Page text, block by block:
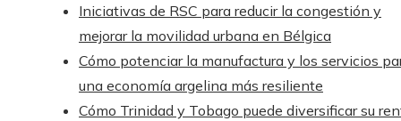
Iniciativas de RSC para reducir la congestión y
mejorar la movilidad urbana en Bélgica
Cómo potenciar la manufactura y los servicios
una economía argelina más resiliente
Cómo Trinidad y Tobago puede diversificar su